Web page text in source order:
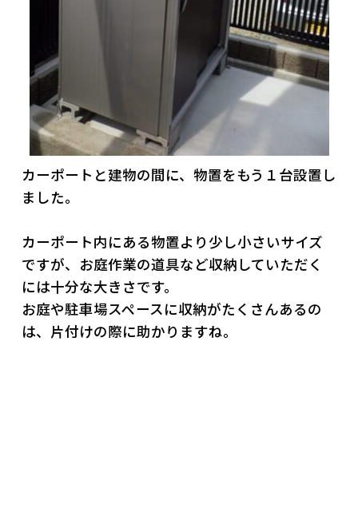
カーポートと建物の間に、物置をもう１台設置し
ました。
カーポート内にある物置より少し小さいサイズ
ですが、お庭作業の道具など収納していただく
には十分な大きさです。
お庭や駐車場スペースに収納がたくさんあるの
は、片付けの際に助かりますね。